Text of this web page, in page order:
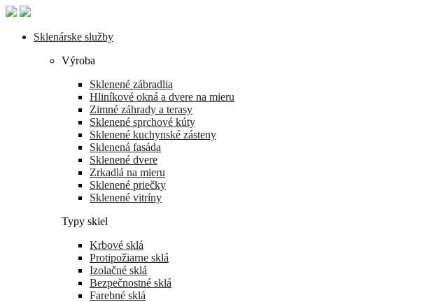
Skip
Sklenárske služby
Výroba
Sklenené zábradlia
Hliníkové okná a dvere na mieru
Zimné záhrady a terasy
Sklenené sprchové kúty
Sklenené kuchynské zásteny
Sklenená fasáda
Sklenené dvere
Zrkadlá na mieru
Sklenené priečky
Sklenené vitríny
Typy skiel
Krbové sklá
Protipožiarne sklá
Izolačné sklá
Bezpečnostné sklá
Farebné sklá